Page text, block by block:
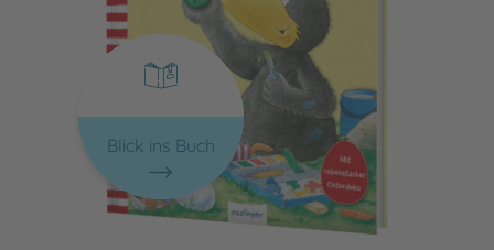
Blick ins Buch